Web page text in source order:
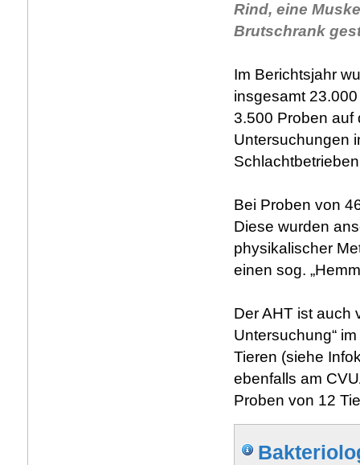
Rind, eine
Brutschrank
Im Berichtsjahr
insgesamt
3.500 Proben auf
Untersuchungen
Bei Proben von
Diese wurden
physikalischer
einen sog.
Der AHT ist auch
Untersuchung“
Tieren (siehe
ebenfalls am
Proben von 12